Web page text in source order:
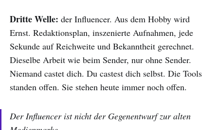
Dritte Welle: der Influencer. Aus dem Hobby wird
Ernst. Redaktionsplan, inszenierte Aufnahmen, jede
Sekunde auf Reichweite und Bekanntheit gerechnet.
Dieselbe Arbeit wie beim Sender, nur ohne Sender.
Niemand castet dich. Du castest dich selbst. Die Tools
standen offen. Sie stehen heute immer noch offen.
Der Influencer ist nicht der Gegenentwurf zur alten